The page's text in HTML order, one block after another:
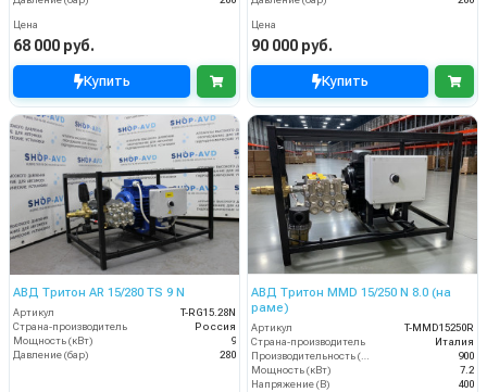
Цена
68 000 руб.
Купить
Цена
90 000 руб.
Купить
АВД Тритон AR 15/280 TS 9 N
Артикул
T-RG15.28N
Страна-производитель
Россия
Мощность (кВт)
9
Давление (бар)
280
АВД Тритон MMD 15/250 N 8.0 (на
раме)
Артикул
T-MMD15250R
Страна-производитель
Италия
Производительность (л/ч)
900
Мощность (кВт)
7.2
Напряжение (В)
400